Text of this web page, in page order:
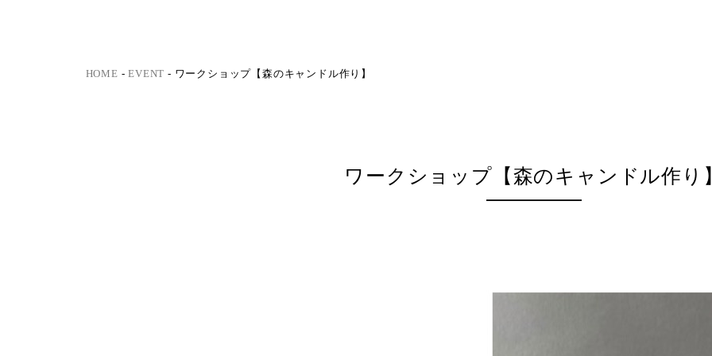
HOME -EVENT - ワークショップ【森のキャンドル作り】
ワークショップ【森のキャンドル作り